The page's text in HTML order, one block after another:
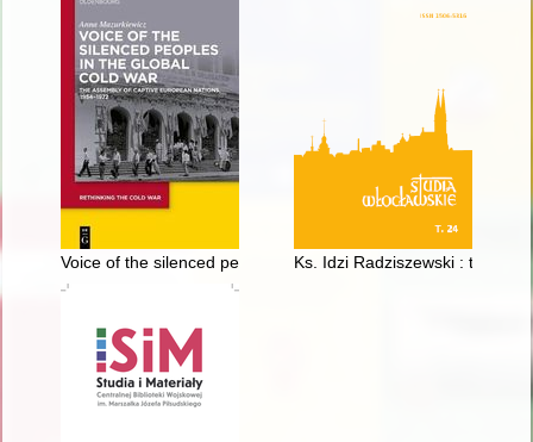
Voice of the silenced peoples in the global Cold War : the
Ks. Idzi Radziszewski : twórca